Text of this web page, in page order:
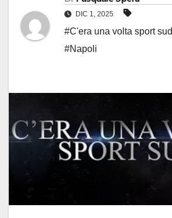
DIC 1, 2025
#C'era una volta sport sud
#Napoli